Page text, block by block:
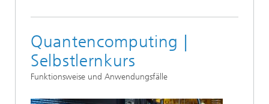
Quantencomputing |
Selbstlernkurs
Funktionsweise und Anwendungsfälle